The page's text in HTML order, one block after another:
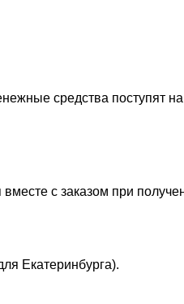
средства поступят
с заказом при
Екатеринбурга).